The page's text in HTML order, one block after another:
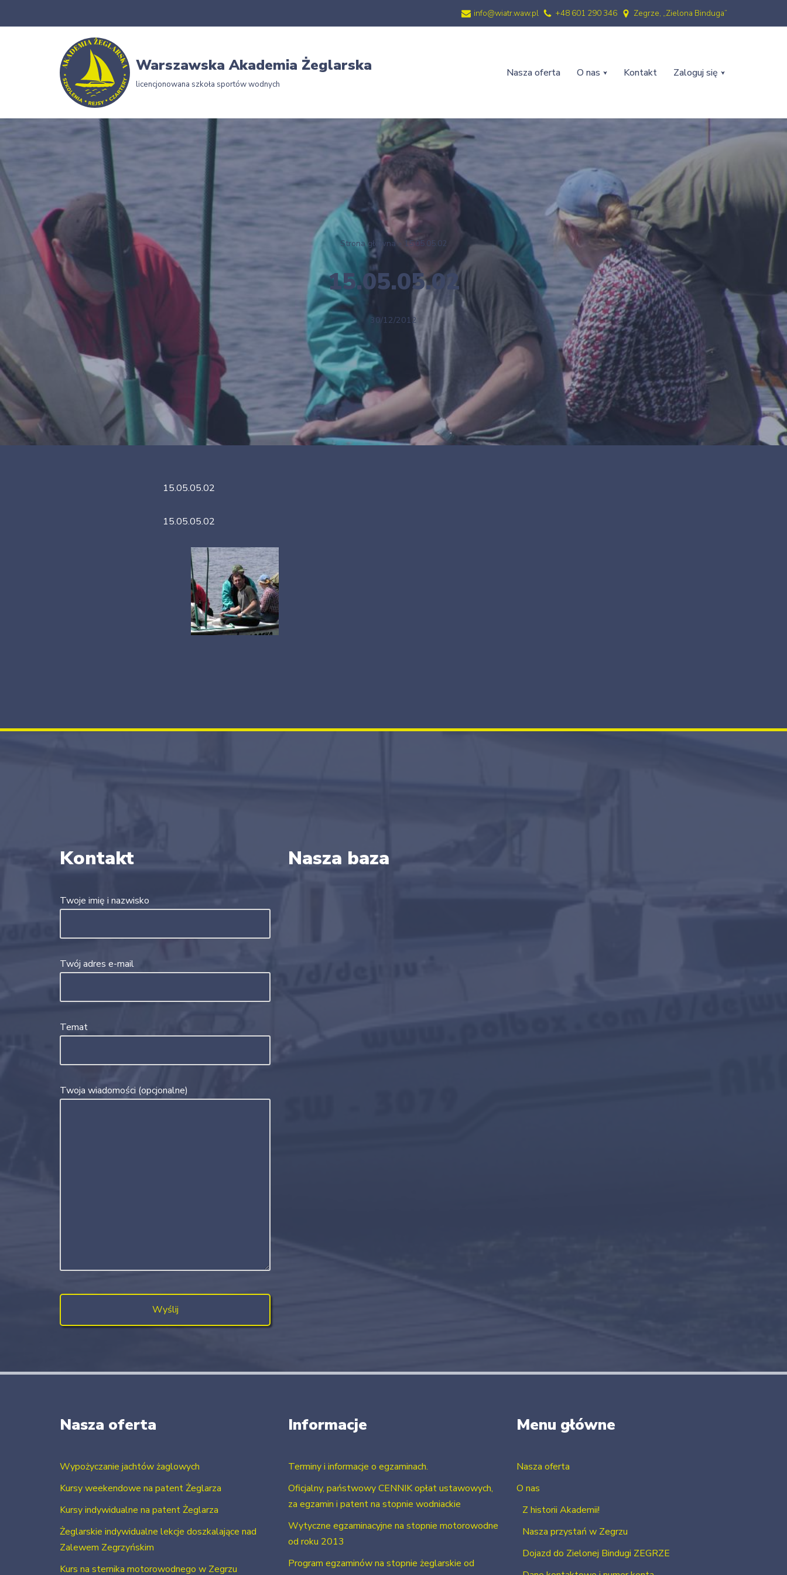
info@wiatr.waw.pl +48 601 290 346 Zegrze, „Zielona Binduga”
Warszawska Akademia Żeglarska
licencjonowana szkoła sportów wodnych
Nasza oferta O nas Kontakt Zaloguj się
Strona główna» 15.05.05.02
15.05.05.02
30/12/2012
15.05.05.02
15.05.05.02
Kontakt
Twoje imię i nazwisko
Twój adres e-mail
Temat
Twoja wiadomości (opcjonalne)
Nasza baza
Nasza oferta
Wypożyczanie jachtów żaglowych
Kursy weekendowe na patent Żeglarza
Kursy indywidualne na patent Żeglarza
Żeglarskie indywidualne lekcje doszkalające nad
Zalewem Zegrzyńskim
Kurs na sternika motorowodnego w Zegrzu
Informacje
Terminy i informacje o egzaminach.
Oficjalny, państwowy CENNIK opłat ustawowych,
za egzamin i patent na stopnie wodniackie
Wytyczne egzaminacyjne na stopnie motorowodne
od roku 2013
Program egzaminów na stopnie żeglarskie od
Menu główne
Nasza oferta
O nas
Z historii Akademii!
Nasza przystań w Zegrzu
Dojazd do Zielonej Bindugi ZEGRZE